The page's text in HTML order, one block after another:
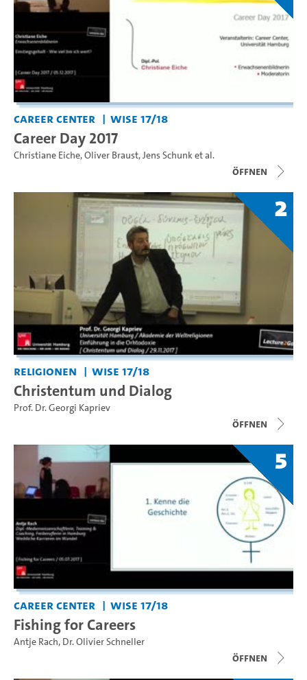
Career Center WiSe 17/18
Career Day 2017
Christiane Eiche,Oliver Braust,Jens Schunket al.
Öffnen
2
Religionen WiSe 17/18
Christentum und Dialog
Prof. Dr. Georgi Kapriev
Öffnen
5
Career Center WiSe 17/18
Fishing for Careers
Antje Rach, Dr. Olivier Schneller
Öffnen